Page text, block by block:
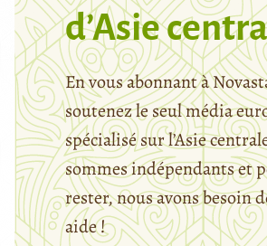
d’Asie
En vous abonnant à
soutenez le seul média
spécialisé sur l’Asie
sommes indépendants et
rester, nous avons besoin
aide !